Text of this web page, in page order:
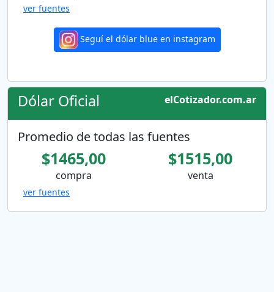
ver fuentes
Seguí el dólar blue en instagram
Dólar Oficial elCotizador.com.ar
Promedio de todas las fuentes
$1465,00
compra
$1515,00
venta
ver fuentes